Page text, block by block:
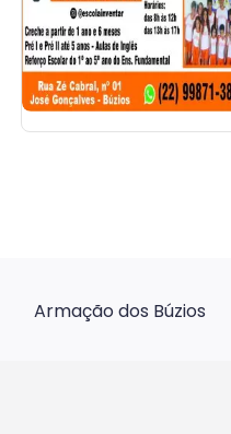
Armação dos Búzios